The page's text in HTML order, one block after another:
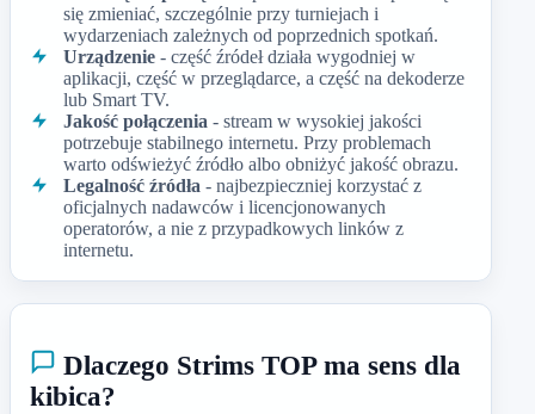
się zmieniać, szczególnie przy turniejach i
wydarzeniach zależnych od poprzednich spotkań.
Urządzenie - część źródeł działa wygodniej w
aplikacji, część w przeglądarce, a część na dekoderze
lub Smart TV.
Jakość połączenia - stream w wysokiej jakości
potrzebuje stabilnego internetu. Przy problemach
warto odświeżyć źródło albo obniżyć jakość obrazu.
Legalność źródła - najbezpieczniej korzystać z
oficjalnych nadawców i licencjonowanych
operatorów, a nie z przypadkowych linków z
internetu.
Dlaczego Strims TOP ma sens dla
kibica?